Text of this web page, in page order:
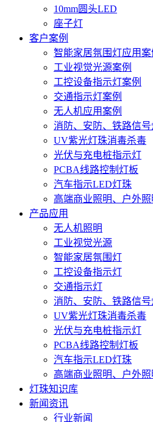
10mm圆头LED
座子灯
客户案例
智能家居氛围灯应用案
工业视觉光源案例
工控设备指示灯案例
交通指示灯案例
无人机应用案例
消防、安防、铁路信号
UV紫光灯珠消毒杀毒
光伏与充电桩指示灯
PCBA线路控制灯板
汽车指示LED灯珠
高端商业照明、户外
产品应用
无人机照明
工业视觉光源
智能家居氛围灯
工控设备指示灯
交通指示灯
消防、安防、铁路信号
UV紫光灯珠消毒杀毒
光伏与充电桩指示灯
PCBA线路控制灯板
汽车指示LED灯珠
高端商业照明、户外
灯珠知识库
新闻资讯
行业新闻